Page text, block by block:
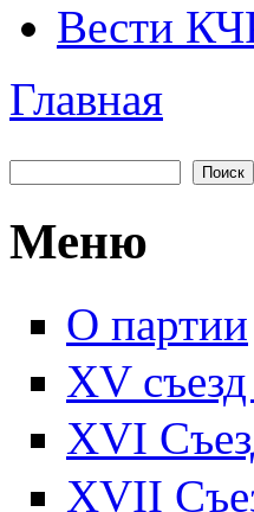
Вести
Вы здесь
Главная
Форма поиска
Меню
О партии
XV
XVI
XVII